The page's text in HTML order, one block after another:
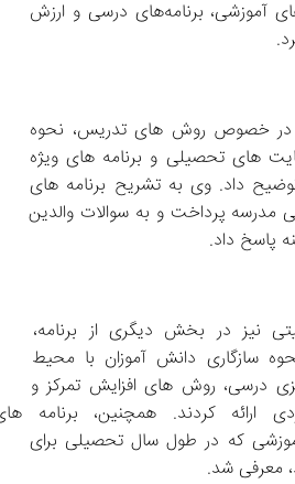
در ادامه، معاون آموزشی در خصوص روش‌ های تدریس، نحوه
ارزیابی دانش‌ آموزان، حمایت‌ های تحصیلی و برنامه‌ های ویژه
مدارس علامه طباطبایی توضیح داد. وی به تشریح برنامه‌ های
مدرسه پرداخت و به سوالات والدین
نیز در بخش دیگری از برنامه،
اطلاعات جامعی درباره نحوه سازگاری دانش‌ آموزان با محیط
جدید، چگونگی برنامه‌ ریزی درسی، روش‌ های افزایش تمرکز و
تقویت مهارت‌ های فردی ارائه
آموزشی که در طول سال تحصیلی برای